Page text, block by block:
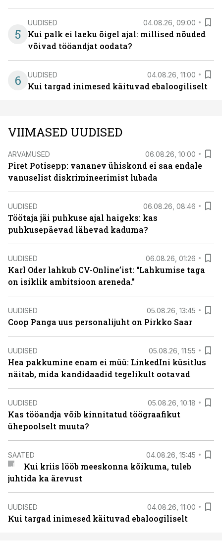
5
UUDISED 04.08.26, 09:00
Kui palk ei laeku õigel ajal: millised nõuded
võivad tööandjat oodata?
6 UUDISED 04.08.26, 11:00
Kui targad inimesed käituvad ebaloogiliselt
VIIMASED UUDISED
ARVAMUSED 06.08.26, 10:00
Piret Potisepp: vananev ühiskond ei saa endale
vanuselist diskrimineerimist lubada
UUDISED 06.08.26, 08:46
Töötaja jäi puhkuse ajal haigeks: kas
puhkusepäevad lähevad kaduma?
UUDISED 06.08.26, 01:26
Karl Oder lahkub CV-Online’ist: “Lahkumise taga
on isiklik ambitsioon areneda.”
UUDISED 05.08.26, 13:45
Coop Panga uus personalijuht on Pirkko Saar
UUDISED 05.08.26, 11:55
Hea pakkumine enam ei müü: LinkedIni küsitlus
näitab, mida kandidaadid tegelikult ootavad
UUDISED 05.08.26, 10:18
Kas tööandja võib kinnitatud töögraafikut
ühepoolselt muuta?
SAATED 04.08.26, 15:45
Kui kriis lööb meeskonna kõikuma, tuleb
juhtida ka ärevust
UUDISED 04.08.26, 11:00
Kui targad inimesed käituvad ebaloogiliselt